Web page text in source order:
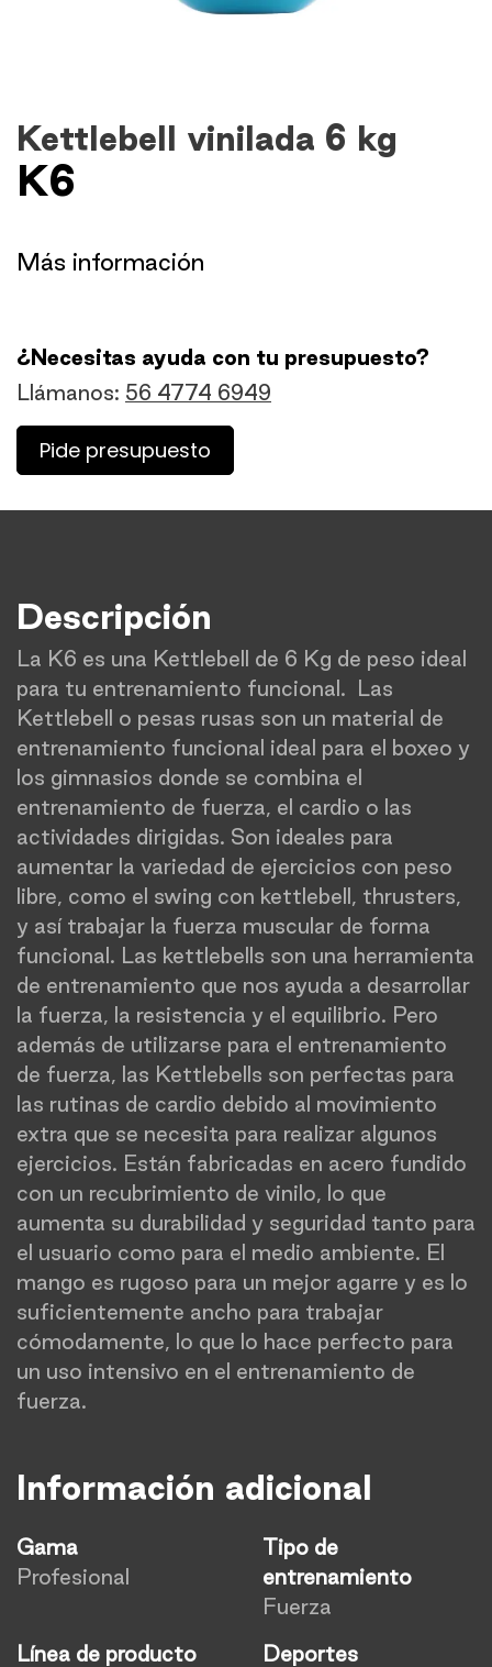
Kettlebell vinilada 6 kg
K6
​Más información
¿Necesitas ayuda con tu presupuesto?
Llámanos: 56 4774 6949
Pide presupuesto
Descripción
La K6 es una Kettlebell de 6 Kg de peso ideal
para tu entrenamiento funcional. Las
Kettlebell o pesas rusas son un material de
entrenamiento funcional ideal para el boxeo y
los gimnasios donde se combina el
entrenamiento de fuerza, el cardio o las
actividades dirigidas. Son ideales para
aumentar la variedad de ejercicios con peso
libre, como el swing con kettlebell, thrusters,
y así trabajar la fuerza muscular de forma
funcional. Las kettlebells son una herramienta
de entrenamiento que nos ayuda a desarrollar
la fuerza, la resistencia y el equilibrio. Pero
además de utilizarse para el entrenamiento
de fuerza, las Kettlebells son perfectas para
las rutinas de cardio debido al movimiento
extra que se necesita para realizar algunos
ejercicios. Están fabricadas en acero fundido
con un recubrimiento de vinilo, lo que
aumenta su durabilidad y seguridad tanto para
el usuario como para el medio ambiente. El
mango es rugoso para un mejor agarre y es lo
suficientemente ancho para trabajar
cómodamente, lo que lo hace perfecto para
un uso intensivo en el entrenamiento de
fuerza.
Información adicional
Gama
Profesional
Tipo de
entrenamiento
Fuerza
Línea de producto
Deportes